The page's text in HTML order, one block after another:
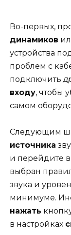
Во-первых,
динамиков
устройства
проблем с
подключить
входу, чтобы
самом
Следующим
источника
и перейдите
выбран
звука и
минимуме.
нажать
в настройках